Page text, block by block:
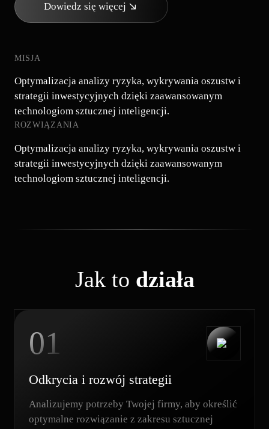
Dowiedz się więcej
MISJA
Optymalizacja analizy ryzyka, wykrywania oszustw i
strategii inwestycyjnych dzięki zaawansowanym
technologiom sztucznej inteligencji.
ROZWIĄZANIA
Optymalizacja analizy ryzyka, wykrywania oszustw i
strategii inwestycyjnych dzięki zaawansowanym
technologiom sztucznej inteligencji.
Jak to działa
01
Odkrycia i rozwój strategii
Analizujemy potrzeby Twojej firmy, aby określić
optymalne rozwiązanie z zakresu sztucznej